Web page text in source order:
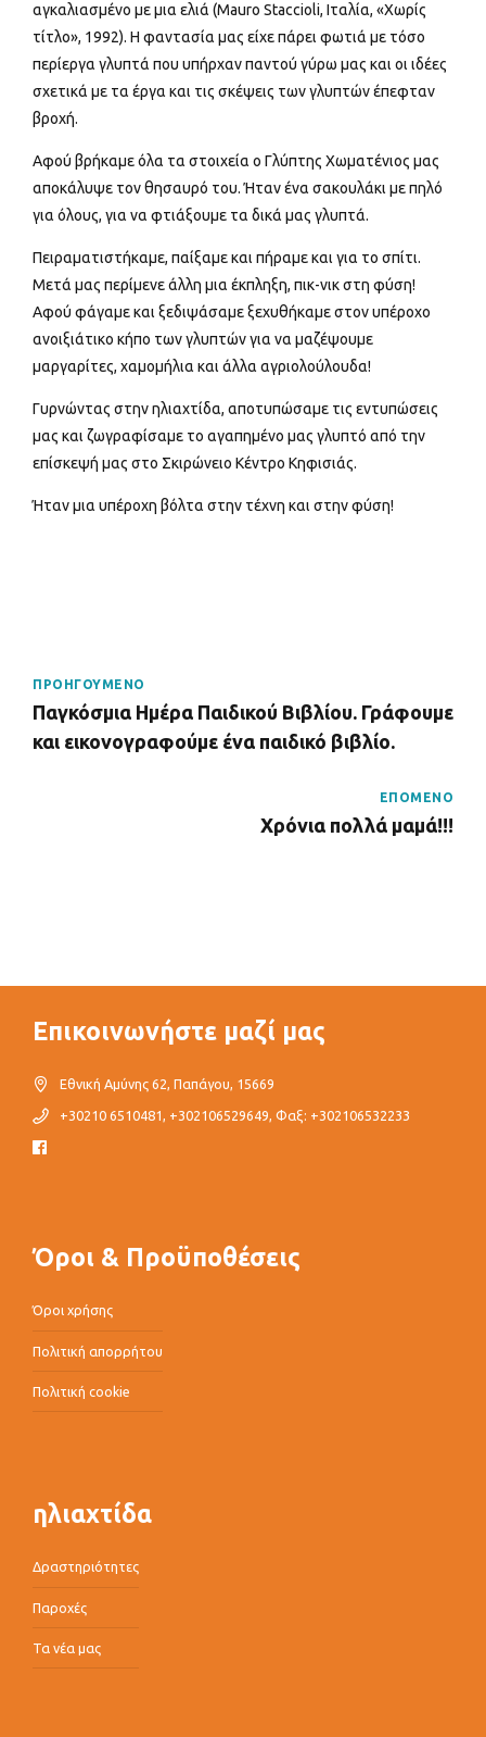
αγκαλιασμένο με μια ελιά (Mauro Staccioli, Ιταλία, «Χωρίς
τίτλο», 1992). Η φαντασία μας είχε πάρει φωτιά με τόσο
περίεργα γλυπτά που υπήρχαν παντού γύρω μας και οι ιδέες
σχετικά με τα έργα και τις σκέψεις των γλυπτών έπεφταν
βροχή.
Αφού βρήκαμε όλα τα στοιχεία ο Γλύπτης Χωματένιος μας
αποκάλυψε τον θησαυρό του. Ήταν ένα σακουλάκι με πηλό
για όλους, για να φτιάξουμε τα δικά μας γλυπτά.
Πειραματιστήκαμε, παίξαμε και πήραμε και για το σπίτι.
Μετά μας περίμενε άλλη μια έκπληξη, πικ-νικ στη φύση!
Αφού φάγαμε και ξεδιψάσαμε ξεχυθήκαμε στον υπέροχο
ανοιξιάτικο κήπο των γλυπτών για να μαζέψουμε
μαργαρίτες, χαμομήλια και άλλα αγριολούλουδα!
Γυρνώντας στην ηλιαχτίδα, αποτυπώσαμε τις εντυπώσεις
μας και ζωγραφίσαμε το αγαπημένο μας γλυπτό από την
επίσκεψή μας στο Σκιρώνειο Κέντρο Κηφισιάς.
Ήταν μια υπέροχη βόλτα στην τέχνη και στην φύση!
ΠΡΟΗΓΟΥΜΕΝΟ
Παγκόσμια Ημέρα Παιδικού Βιβλίου. Γράφουμε
και εικονογραφούμε ένα παιδικό βιβλίο.
ΕΠΟΜΕΝΟ
Χρόνια πολλά μαμά!!!
Επικοινωνήστε μαζί μας
Εθνική Αμύνης 62, Παπάγου, 15669
+30210 6510481, +302106529649, Φαξ: +302106532233
Όροι & Προϋποθέσεις
Όροι χρήσης
Πολιτική απορρήτου
Πολιτική cookie
ηλιαχτίδα
Δραστηριότητες
Παροχές
Τα νέα μας